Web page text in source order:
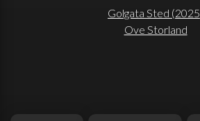
Golgata Sted (2025
Ove Storland